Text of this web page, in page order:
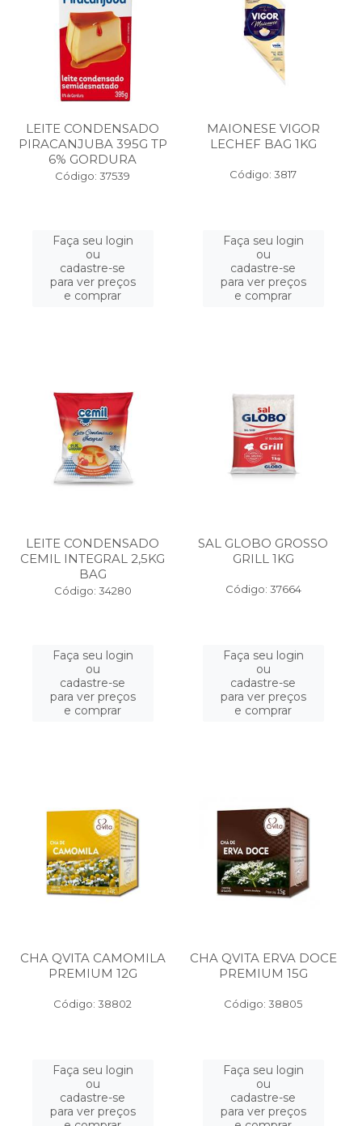
LEITE CONDENSADO
PIRACANJUBA 395G TP
6% GORDURA
Código: 37539
Faça seu login
ou
cadastre-se
para ver preços
e comprar
MAIONESE VIGOR
LECHEF BAG 1KG
Código: 3817
Faça seu login
ou
cadastre-se
para ver preços
e comprar
LEITE CONDENSADO
CEMIL INTEGRAL 2,5KG
BAG
Código: 34280
Faça seu login
ou
cadastre-se
para ver preços
e comprar
SAL GLOBO GROSSO
GRILL 1KG
Código: 37664
Faça seu login
ou
cadastre-se
para ver preços
e comprar
CHA QVITA CAMOMILA
PREMIUM 12G
Código: 38802
Faça seu login
ou
cadastre-se
para ver preços
CHA QVITA ERVA DOCE
PREMIUM 15G
Código: 38805
Faça seu login
ou
cadastre-se
para ver preços